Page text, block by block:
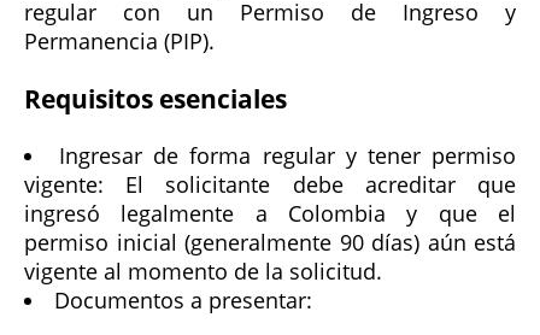
regular con un Permiso de Ingreso y
Permanencia (PIP).
Requisitos esenciales
Ingresar de forma regular y tener permiso
vigente: El solicitante debe acreditar que
ingresó legalmente a Colombia y que el
permiso inicial (generalmente 90 días) aún está
vigente al momento de la solicitud.
Documentos a presentar: